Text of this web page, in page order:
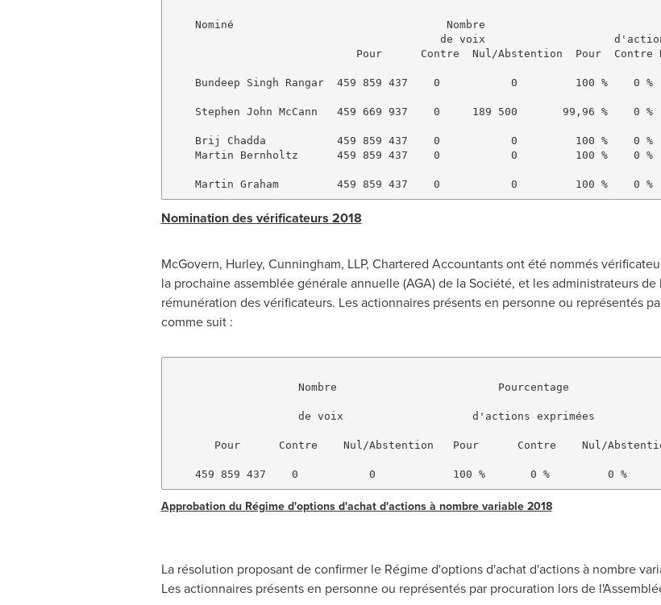
Nominé                                 Nombre
de voix
Pour      Contre  Nul/Abstention  Pour  Contre
Bundeep Singh Rangar  459 859 437    0           0         100 %    0 %
Stephen John McCann   459 669 937    0     189 500       99,96 %    0 %
Brij Chadda           459 859 437    0           0         100 %    0 %
Martin Bernholtz      459 859 437    0           0         100 %    0 %
Nomination des vérificateurs 2018
McGovern, Hurley, Cunningham, LLP, Chartered Accountants ont été nommés
la prochaine assemblée générale annuelle (AGA) de la Société, et les administrateurs
rémunération des vérificateurs. Les actionnaires présents en personne ou représentés
comme suit :
                    Nombre                         Pourcentage
                    de voix                    d'actions exprimées
Pour      Contre    Nul/Abstention   Pour      Contre    Nul/
Approbation du Régime d'options d'achat d'actions à nombre variable 2018
La résolution proposant de confirmer le Régime d'options d'achat d'actions à nombre
Les actionnaires présents en personne ou représentés par procuration lors de